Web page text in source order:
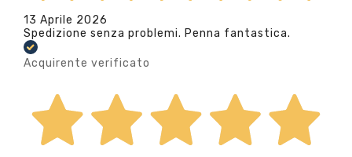
13 Aprile 2026
Spedizione senza problemi. Penna fantastica.
Acquirente verificato